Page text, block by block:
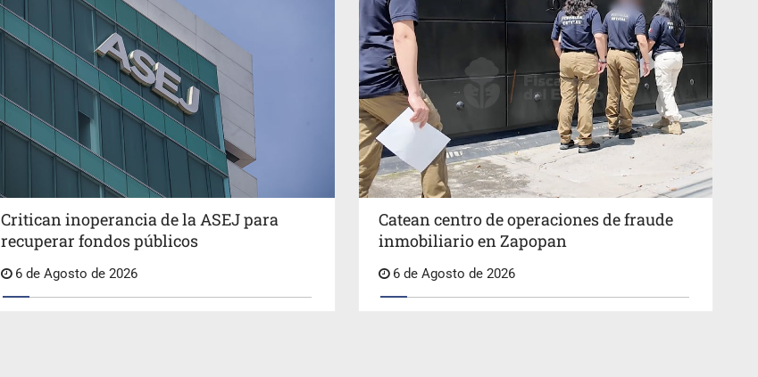
Critican inoperancia de la ASEJ para
recuperar fondos públicos
6 de Agosto de 2026
Catean centro de operaciones de fraude
inmobiliario en Zapopan
6 de Agosto de 2026